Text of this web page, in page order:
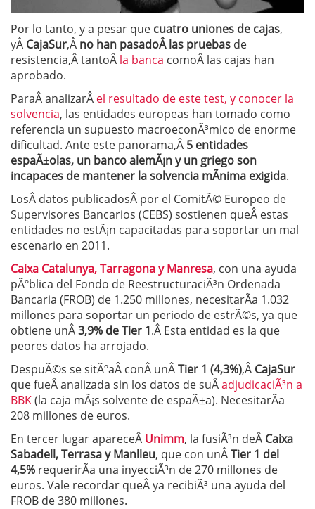
Por lo tanto, y a pesar que cuatro uniones de cajas,
yÂ CajaSur,Â no han pasadoÂ las pruebas de
resistencia,Â tantoÂ la banca comoÂ las cajas han
aprobado.
ParaÂ analizarÂ el resultado de este test, y conocer la
solvencia, las entidades europeas han tomado como
referencia un supuesto macroeconÃ³mico de enorme
dificultad. Ante este panorama,Â 5 entidades
espaÃ±olas, un banco alemÃ¡n y un griego son
incapaces de mantener la solvencia mÃ­nima exigida.
LosÂ datos publicadosÂ por el ComitÃ© Europeo de
Supervisores Bancarios (CEBS) sostienen queÂ estas
entidades no estÃ¡n capacitadas para soportar un mal
escenario en 2011.
Caixa Catalunya, Tarragona y Manresa, con una ayuda
pÃºblica del Fondo de ReestructuraciÃ³n Ordenada
Bancaria (FROB) de 1.250 millones, necesitarÃ­a 1.032
millones para soportar un periodo de estrÃ©s, ya que
obtiene unÂ3,9% de Tier 1.Â Esta entidad es la que
peores datos ha arrojado.
DespuÃ©s se sitÃºaÂ conÂ unÂTier 1 (4,3%),Â CajaSur
que fueÂ analizada sin los datos de suÂadjudicaciÃ³n a
BBK(la caja mÃ¡s solvente de espaÃ±a). NecesitarÃ­a
208 millones de euros.
En tercer lugar apareceÂ Unimm, la fusiÃ³n deÂ Caixa
Sabadell, Terrasa y Manlleu, que con unÂTier 1 del
4,5% requerirÃ­a una inyecciÃ³n de 270 millones de
euros. Vale recordar queÂ ya recibiÃ³ una ayuda del
FROB de 380 millones.